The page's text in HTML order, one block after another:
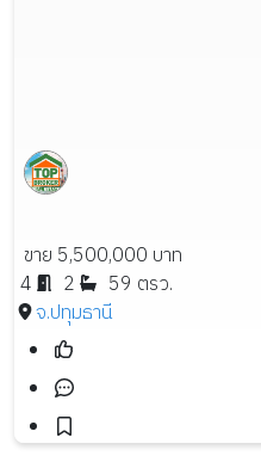
ขาย 5,500,000 บาท
4
2
59 ตรว.
จ.ปทุมธานี